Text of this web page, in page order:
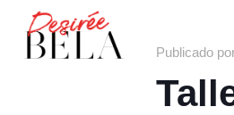
Publicado